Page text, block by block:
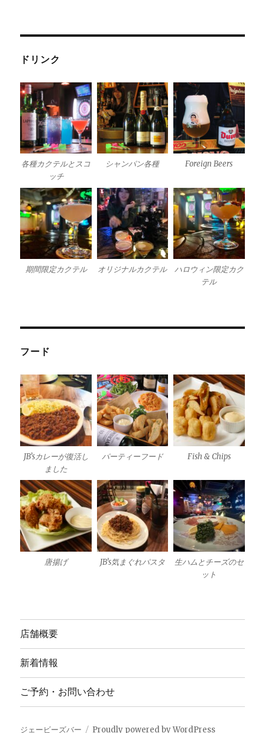
ドリンク
各種カクテルとスコ
ッチ
シャンパン各種 Foreign Beers
期間限定カクテル オリジナルカクテル
ハロウィン限定カク
テル
フード
JB’sカレーが復活し
ました
パーティーフード Fish & Chips
唐揚げ JB’s気まぐれパスタ
生ハムとチーズのセ
ット
店舗概要
新着情報
ご予約・お問い合わせ
ジェービーズバー Proudly powered by WordPress